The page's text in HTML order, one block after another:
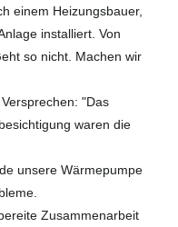
einem Heizungsbauer,
installiert. Von
so nicht. Machen wir
"Das
waren die
unsere Wärmepumpe
Zusammenarbeit